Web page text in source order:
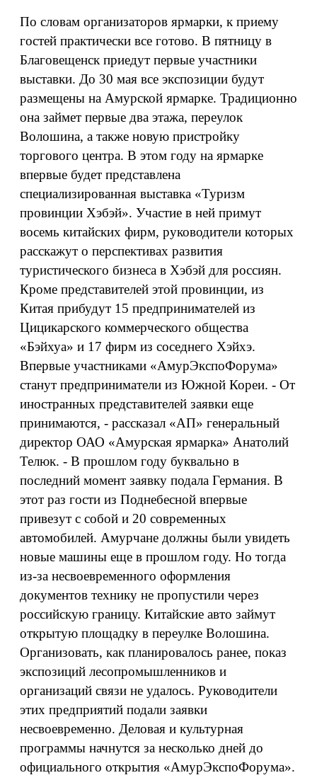
По словам организаторов ярмарки, к приему
гостей практически все готово. В пятницу в
Благовещенск приедут первые участники
выставки. До 30 мая все экспозиции будут
размещены на Амурской ярмарке. Традиционно
она займет первые два этажа, переулок
Волошина, а также новую пристройку
торгового центра. В этом году на ярмарке
впервые будет представлена
специализированная выставка «Туризм
провинции Хэбэй». Участие в ней примут
восемь китайских фирм, руководители которых
расскажут о перспективах развития
туристического бизнеса в Хэбэй для россиян.
Кроме представителей этой провинции, из
Китая прибудут 15 предпринимателей из
Цицикарского коммерческого общества
«Бэйхуа» и 17 фирм из соседнего Хэйхэ.
Впервые участниками «АмурЭкспоФорума»
станут предприниматели из Южной Кореи. - От
иностранных представителей заявки еще
принимаются, - рассказал «АП» генеральный
директор ОАО «Амурская ярмарка» Анатолий
Телюк. - В прошлом году буквально в
последний момент заявку подала Германия. В
этот раз гости из Поднебесной впервые
привезут с собой и 20 современных
автомобилей. Амурчане должны были увидеть
новые машины еще в прошлом году. Но тогда
из-за несвоевременного оформления
документов технику не пропустили через
российскую границу. Китайские авто займут
открытую площадку в переулке Волошина.
Организовать, как планировалось ранее, показ
экспозиций лесопромышленников и
организаций связи не удалось. Руководители
этих предприятий подали заявки
несвоевременно. Деловая и культурная
программы начнутся за несколько дней до
официального открытия «АмурЭкспоФорума».